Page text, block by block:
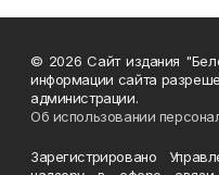
© 2026 Сайт издания
информации сайта
администрации.
Об использовании
Зарегистрировано